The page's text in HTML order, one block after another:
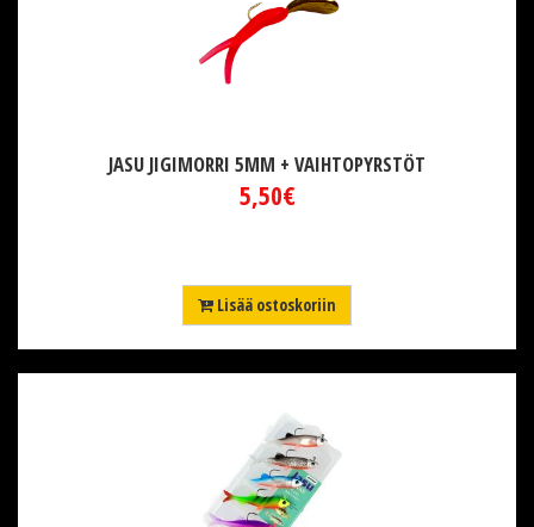
JASU JIGIMORRI 5MM + VAIHTOPYRSTÖT
5,50€
Lisää ostoskoriin